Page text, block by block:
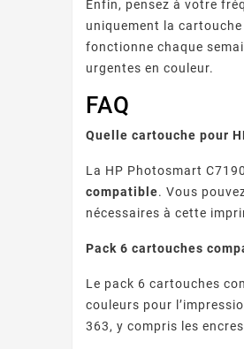
Enfin, pensez à votre
uniquement la
fonctionne chaque
urgentes en couleur.
FAQ
Quelle cartouche pour
La HP Photosmart
compatible. Vous
nécessaires à cette
Pack 6 cartouches
Le pack 6 cartouches
couleurs pour
363, y compris les